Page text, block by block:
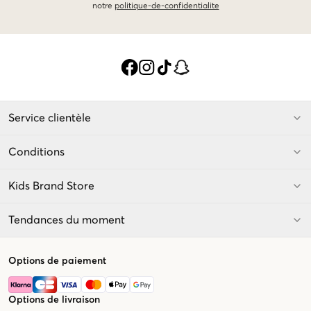
notre politique-de-confidentialite
Service clientèle
Conditions
Kids Brand Store
Tendances du moment
Options de paiement
Options de livraison